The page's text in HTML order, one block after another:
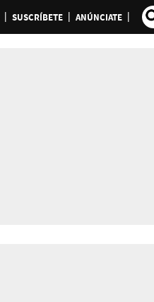
SUSCRÍBETE ANÚNCIATE